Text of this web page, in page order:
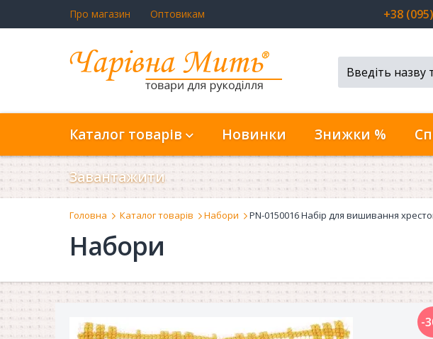
Про магазин Оптовикам +38
Каталог товарів Новинки Знижки %
Завантажити
Головна Каталог товарів Набори PN-0150016 Набір для вишивання
Набори
-